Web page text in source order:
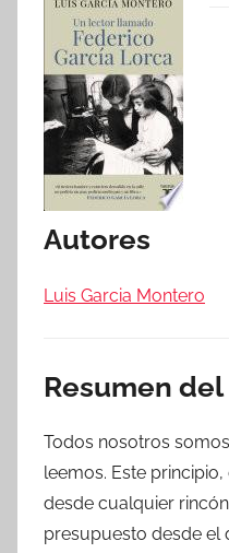
Autores
Luis Garcia Montero
Resumen
Todos nosotros
leemos. Este
desde cualquier
presupuesto desde el